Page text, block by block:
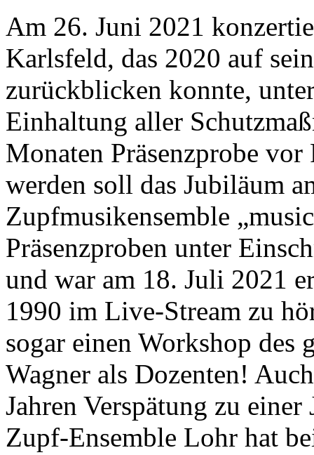
Am 26. Juni 2021
Karlsfeld, das 2020 auf
zurückblicken konnte,
Einhaltung aller
Monaten Präsenzprobe
werden soll das Jubiläum
Zupfmusikensemble
Präsenzproben unter
und war am 18. Juli 2021
1990 im Live-Stream zu
sogar einen Workshop des
Wagner als Dozenten!
Jahren Verspätung zu
Zupf-Ensemble Lohr hat